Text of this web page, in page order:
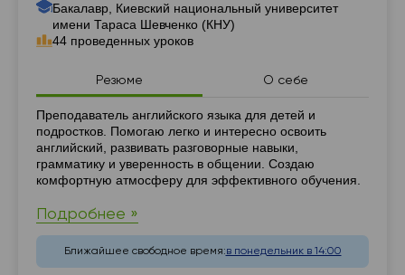
Бакалавр, Киевский национальный университет
имени Тараса Шевченко (КНУ)
44 проведенных уроков
Резюме О себе
Резюме
Преподаватель английского языка для детей и
подростков. Помогаю легко и интересно освоить
английский, развивать разговорные навыки,
грамматику и уверенность в общении. Создаю
комфортную атмосферу для эффективного обучения.
Подробнее »
Ближайшее свободное время:в понедельник в 14:00